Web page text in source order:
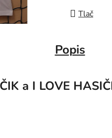
Tlač
Popis
a I LOVE